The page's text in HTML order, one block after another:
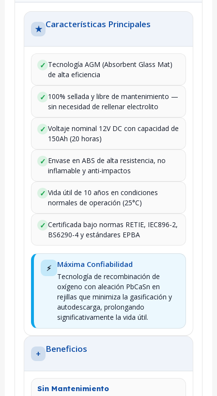
★ Características Principales
✓ Tecnología AGM (Absorbent Glass Mat)
de alta eficiencia
✓ 100% sellada y libre de mantenimiento —
sin necesidad de rellenar electrolito
✓ Voltaje nominal 12V DC con capacidad de
150Ah (20 horas)
✓ Envase en ABS de alta resistencia, no
inflamable y anti-impactos
✓ Vida útil de 10 años en condiciones
normales de operación (25°C)
✓ Certificada bajo normas RETIE, IEC896-2,
BS6290-4 y estándares EPBA
⚡ Máxima Confiabilidad
Tecnología de recombinación de
oxígeno con aleación PbCaSn en
rejillas que minimiza la gasificación y
autodescarga, prolongando
significativamente la vida útil.
+ Beneficios
Sin Mantenimiento